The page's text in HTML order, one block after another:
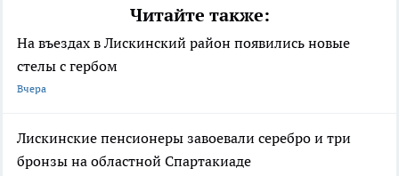
Читайте также:
На въездах в Лискинский район появились новые
стелы с гербом
Вчера
Лискинские пенсионеры завоевали серебро и три
бронзы на областной Спартакиаде